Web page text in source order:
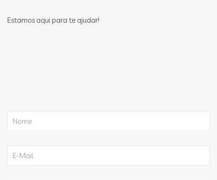
Estamos aqui para te ajudar!